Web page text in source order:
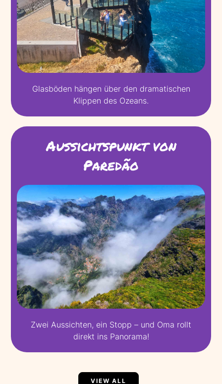
Glasböden hängen über den dramatischen
Klippen des Ozeans.
Aussichtspunkt von
Paredão
Zwei Aussichten, ein Stopp – und Oma rollt
direkt ins Panorama!
VIEW ALL